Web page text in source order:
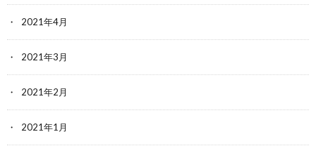
2021年4月
2021年3月
2021年2月
2021年1月